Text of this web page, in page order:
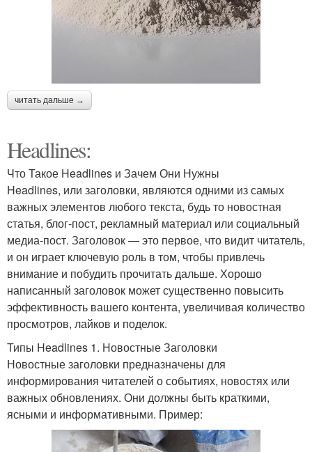
читать дальше →
Headlines:
Что Такое Headlines и Зачем Они Нужны
Headlines, или заголовки, являются одними из самых
важных элементов любого текста, будь то новостная
статья, блог-пост, рекламный материал или социальный
медиа-пост. Заголовок — это первое, что видит читатель,
и он играет ключевую роль в том, чтобы привлечь
внимание и побудить прочитать дальше. Хорошо
написанный заголовок может существенно повысить
эффективность вашего контента, увеличивая количество
просмотров, лайков и поделок.
Типы Headlines 1. Новостные Заголовки
Новостные заголовки предназначены для
информирования читателей о событиях, новостях или
важных обновлениях. Они должны быть краткими,
ясными и информативными. Пример: